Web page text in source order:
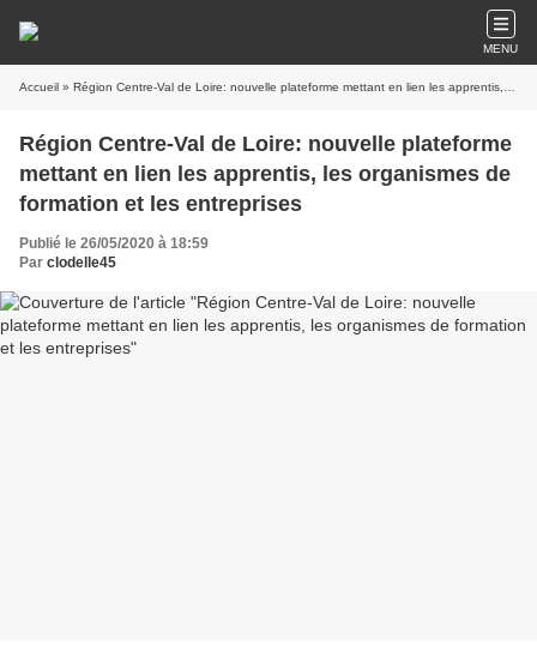
MENU
Accueil » Région Centre-Val de Loire: nouvelle plateforme mettant en lien les apprentis, les organismes de formation et les entreprises
Région Centre-Val de Loire: nouvelle plateforme
mettant en lien les apprentis, les organismes de
formation et les entreprises
Publié le 26/05/2020 à 18:59
Par clodelle45